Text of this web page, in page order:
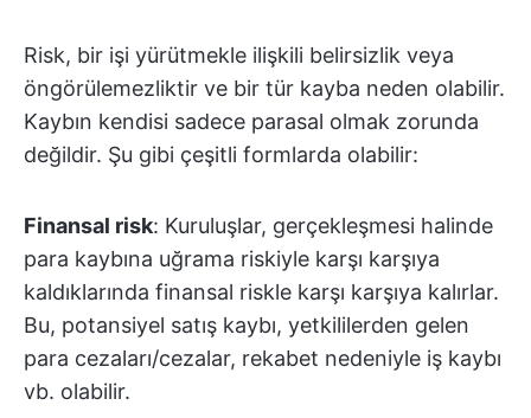
Risk, bir işi yürütmekle ilişkili belirsizlik veya
öngörülemezliktir ve bir tür kayba neden olabilir.
Kaybın kendisi sadece parasal olmak zorunda
değildir. Şu gibi çeşitli formlarda olabilir:
Finansal risk: Kuruluşlar, gerçekleşmesi halinde
para kaybına uğrama riskiyle karşı karşıya
kaldıklarında finansal riskle karşı karşıya kalırlar.
Bu, potansiyel satış kaybı, yetkililerden gelen
para cezaları/cezalar, rekabet nedeniyle iş kaybı
vb. olabilir.